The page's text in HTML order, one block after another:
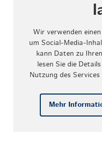
Wir verwenden
um Social-Media-
kann Daten zu
lesen Sie die
Nutzung des
Mehr